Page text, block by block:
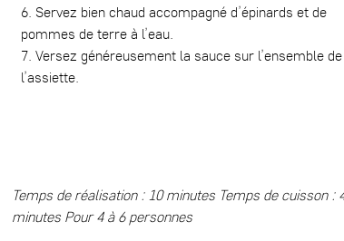
6. Servez bien chaud accompagné d’épinards et de
pommes de terre à l’eau.
7. Versez généreusement la sauce sur l’ensemble de
l’assiette.
Temps de réalisation : 10 minutes Temps de cuisson :
minutes Pour 4 à 6 personnes